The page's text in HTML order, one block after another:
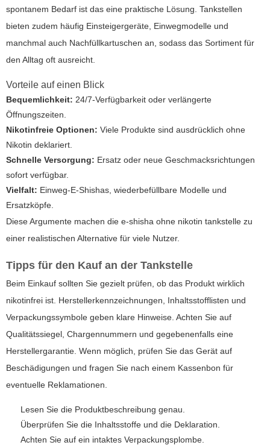
spontanem Bedarf ist das eine praktische Lösung. Tankstellen
bieten zudem häufig Einsteigergeräte, Einwegmodelle und
manchmal auch Nachfüllkartuschen an, sodass das Sortiment für
den Alltag oft ausreicht.
Vorteile auf einen Blick
Bequemlichkeit: 24/7-Verfügbarkeit oder verlängerte
Öffnungszeiten.
Nikotinfreie Optionen: Viele Produkte sind ausdrücklich ohne
Nikotin deklariert.
Schnelle Versorgung: Ersatz oder neue Geschmacksrichtungen
sofort verfügbar.
Vielfalt: Einweg-E-Shishas, wiederbefüllbare Modelle und
Ersatzköpfe.
Diese Argumente machen die e-shisha ohne nikotin tankstelle zu
einer realistischen Alternative für viele Nutzer.
Tipps für den Kauf an der Tankstelle
Beim Einkauf sollten Sie gezielt prüfen, ob das Produkt wirklich
nikotinfrei ist. Herstellerkennzeichnungen, Inhaltsstofflisten und
Verpackungssymbole geben klare Hinweise. Achten Sie auf
Qualitätssiegel, Chargennummern und gegebenenfalls eine
Herstellergarantie. Wenn möglich, prüfen Sie das Gerät auf
Beschädigungen und fragen Sie nach einem Kassenbon für
eventuelle Reklamationen.
Lesen Sie die Produktbeschreibung genau.
Überprüfen Sie die Inhaltsstoffe und die Deklaration.
Achten Sie auf ein intaktes Verpackungsplombe.